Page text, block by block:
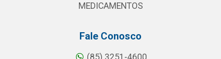
MEDICAMENTOS
Fale Conosco
(85) 3251-4600